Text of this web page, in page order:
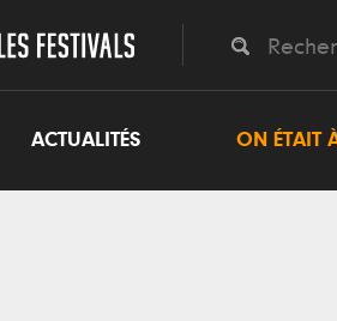
ACTUALITÉS ON ÉTAIT